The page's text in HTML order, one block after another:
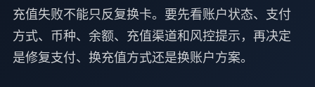
充值失败不能只反复换卡。要先看账户状态、支付
方式、币种、余额、充值渠道和风控提示，再决定
是修复支付、换充值方式还是换账户方案。